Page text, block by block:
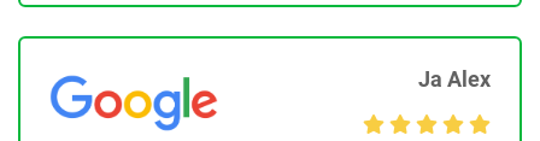
Ja Alex